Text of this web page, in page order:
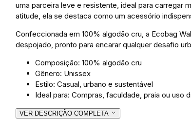
uma parceira leve e resistente, ideal para carregar
atitude, ela se destaca como um acessório
Confeccionada em 100% algodão cru, a Ecobag
despojado, pronto para encarar qualquer desafio
Composição: 100% algodão cru
Gênero: Unissex
Estilo: Casual, urbano e sustentável
Ideal para: Compras, faculdade, praia ou uso
VER DESCRIÇÃO COMPLETA